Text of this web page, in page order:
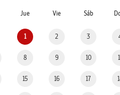
Jue Vie Sáb
1 2 3
8 9 10
15 16 17